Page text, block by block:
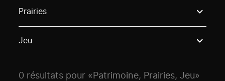
Prairies
Jeu
0 résultats pour «Patrimoine, Prairies, Jeu»